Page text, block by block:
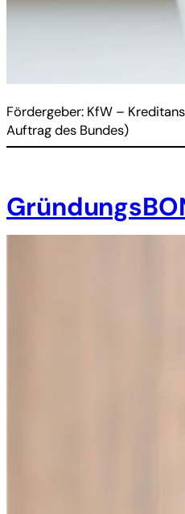
Fördergeber: KfW –
Auftrag des Bundes)